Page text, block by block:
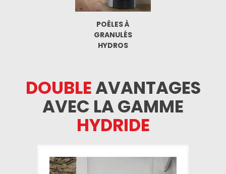
POÊLES À
GRANULÉS
HYDROS
DOUBLEAVANTAGES
AVEC LA GAMME
HYDRIDE